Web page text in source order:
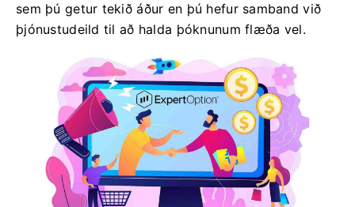
sem þú getur tekið áður en þú hefur samband við
þjónustudeild til að halda þóknunum flæða vel.